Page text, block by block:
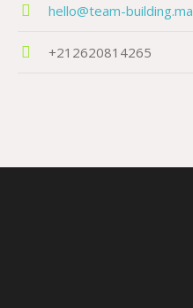
hello@team-building.ma
+212620814265